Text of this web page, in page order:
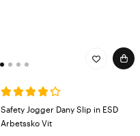
Safety Jogger Dany Slip in ESD
Arbetssko Vit